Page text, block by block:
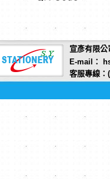
宣彥有限
E-mail：
客服專線